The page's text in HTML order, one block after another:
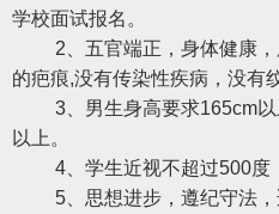
学校面试报名。
2、五官端正，身体健康，
的疤痕,没有传染性疾病，没有
3、男生身高要求165cm以
以上。
4、学生近视不超过500度，
5、思想进步，遵纪守法，